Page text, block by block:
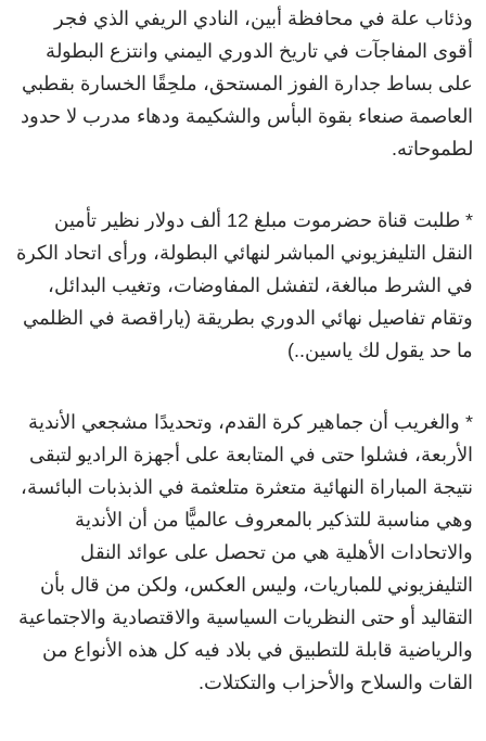
وذئاب علة في محافظة أبين، النادي الريفي الذي فجر
أقوى المفاجآت في تاريخ الدوري اليمني وانتزع البطولة
على بساط جدارة الفوز المستحق، ملحِقًا الخسارة بقطبي
العاصمة صنعاء بقوة البأس والشكيمة ودهاء مدرب لا حدود
لطموحاته.
* طلبت قناة حضرموت مبلغ 12 ألف دولار نظير تأمين
النقل التليفزيوني المباشر لنهائي البطولة، ورأى اتحاد الكرة
في الشرط مبالغة، لتفشل المفاوضات، وتغيب البدائل،
وتقام تفاصيل نهائي الدوري بطريقة (ياراقصة في الظلمي
ما حد يقول لك ياسين..)
* والغريب أن جماهير كرة القدم، وتحديدًا مشجعي الأندية
الأربعة، فشلوا حتى في المتابعة على أجهزة الراديو لتبقى
نتيجة المباراة النهائية متعثرة متلعثمة في الذبذبات البائسة،
وهي مناسبة للتذكير بالمعروف عالميًّا من أن الأندية
والاتحادات الأهلية هي من تحصل على عوائد النقل
التليفزيوني للمباريات، وليس العكس، ولكن من قال بأن
التقاليد أو حتى النظريات السياسية والاقتصادية والاجتماعية
والرياضية قابلة للتطبيق في بلاد فيه كل هذه الأنواع من
القات والسلاح والأحزاب والتكتلات.